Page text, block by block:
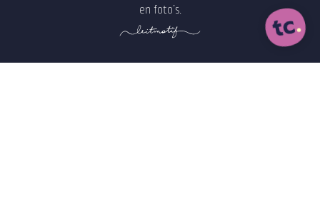
en foto’s.